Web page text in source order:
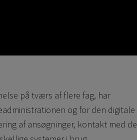
på tværs af flere fag, har
og for den digitale
af ansøgninger, kontakt med de